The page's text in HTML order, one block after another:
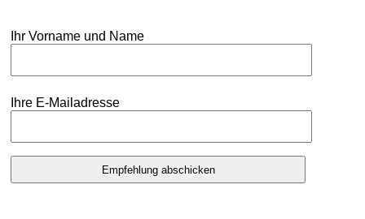
Ihr Vorname und Name
Ihre E-Mailadresse